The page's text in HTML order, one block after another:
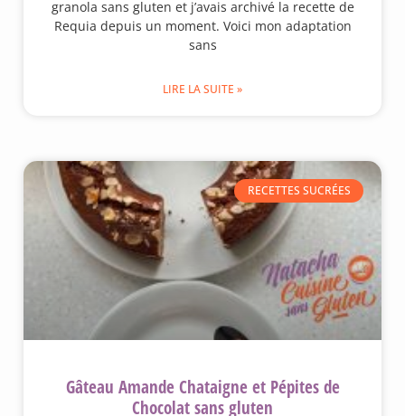
granola sans gluten et j’avais archivé la recette de
Requia depuis un moment. Voici mon adaptation
sans
LIRE LA SUITE »
RECETTES SUCRÉES
Gâteau Amande Chataigne et Pépites de
Chocolat sans gluten